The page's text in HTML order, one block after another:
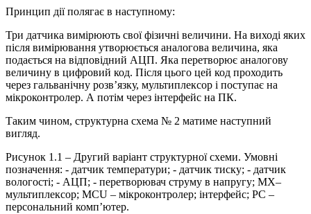
Принцип дії полягає в наступному:
Три датчика вимірюють свої фізичні величини. На виході яких
після вимірювання утворюється аналогова величина, яка
подається на відповідний АЦП. Яка перетворює аналогову
величину в цифровий код. Після цього цей код проходить
через гальванічну розв’язку, мультиплексор і поступає на
мікроконтролер. А потім через інтерфейс на ПК.
Таким чином, структурна схема № 2 матиме наступний
вигляд.
Рисунок 1.1 – Другий варіант структурної схеми. Умовні
позначення: - датчик температури; - датчик тиску; - датчик
вологості; - АЦП; - перетворювач струму в напругу; MX–
мультиплексор; MCU – мікроконтролер; інтерфейс; PC –
персональний комп’ютер.